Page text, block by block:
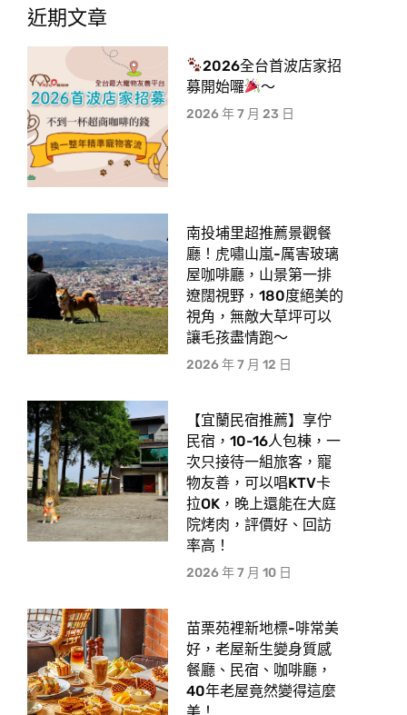
近期文章
2026全台首波店家招
募開始囉
～
2026 年 7 月 23 日
南投埔里超推薦景觀餐
廳！虎嘯山嵐-厲害玻璃
屋咖啡廳，山景第一排
遼闊視野，180度絕美的
視角，無敵大草坪可以
讓毛孩盡情跑〜
2026 年 7 月 12 日
【宜蘭民宿推薦】享佇
民宿，10-16人包棟，一
次只接待一組旅客，寵
物友善，可以唱KTV卡
拉OK，晚上還能在大庭
院烤肉，評價好、回訪
率高！
2026 年 7 月 10 日
苗栗苑裡新地標-啡常美
好，老屋新生變身質感
餐廳、民宿、咖啡廳，
40年老屋竟然變得這麼